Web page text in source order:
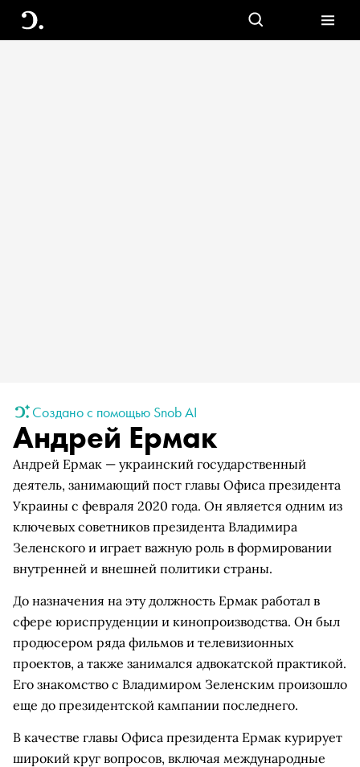
Создано с помощью Snob AI
Андрей Ермак
Андрей Ермак — украинский государственный
деятель, занимающий пост главы Офиса президента
Украины с февраля 2020 года. Он является одним из
ключевых советников президента Владимира
Зеленского и играет важную роль в формировании
внутренней и внешней политики страны.
До назначения на эту должность Ермак работал в
сфере юриспруденции и кинопроизводства. Он был
продюсером ряда фильмов и телевизионных
проектов, а также занимался адвокатской практикой.
Его знакомство с Владимиром Зеленским произошло
еще до президентской кампании последнего.
В качестве главы Офиса президента Ермак курирует
широкий круг вопросов, включая международные